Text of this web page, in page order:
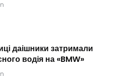
даішники затримали
водія на «BMW»